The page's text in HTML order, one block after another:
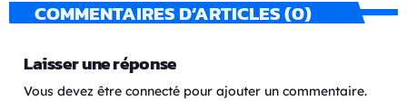
COMMENTAIRES D’ARTICLES (0)
Laisser une réponse
Vous devez être connecté pour ajouter un commentaire.